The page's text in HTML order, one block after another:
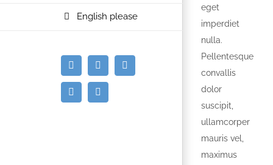
English please
E-
mail
FacebookInstagram
SpotifyYouTube
eget
imperdiet
nulla.
Pellentesque
convallis
dolor
suscipit,
ullamcorper
mauris vel,
maximus